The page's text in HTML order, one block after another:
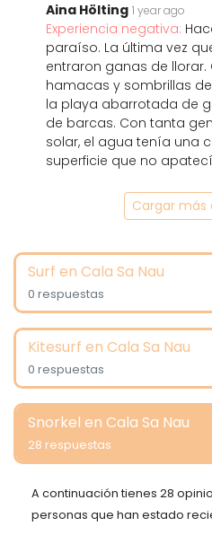
Aina Hölting 1 year ago
Experiencia negativa:
paraíso. La última vez
entraron ganas de
hamacas y sombrillas
la playa abarrotada de
de barcas. Con tanta
solar, el agua tenía una
superficie que no
Cargar más
Surf en Cala Sa Nau
0 respuestas
Kitesurf en Cala Sa Nau
0 respuestas
Snorkel en Cala Sa Nau
28 respuestas
A continuación tienes 28
personas que han estado